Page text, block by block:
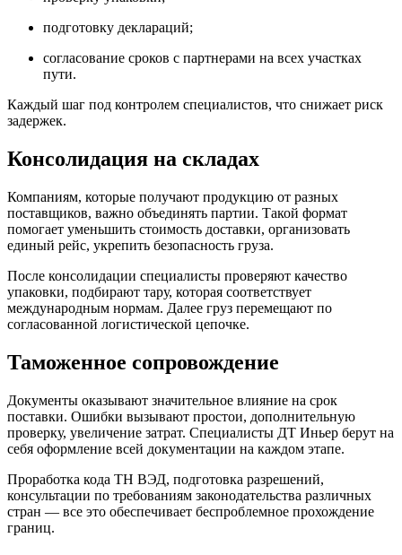
подготовку деклараций;
согласование сроков с партнерами на всех участках
пути.
Каждый шаг под контролем специалистов, что снижает риск
задержек.
Консолидация на складах
Компаниям, которые получают продукцию от разных
поставщиков, важно объединять партии. Такой формат
помогает уменьшить стоимость доставки, организовать
единый рейс, укрепить безопасность груза.
После консолидации специалисты проверяют качество
упаковки, подбирают тару, которая соответствует
международным нормам. Далее груз перемещают по
согласованной логистической цепочке.
Таможенное сопровождение
Документы оказывают значительное влияние на срок
поставки. Ошибки вызывают простои, дополнительную
проверку, увеличение затрат. Специалисты ДТ Иньер берут на
себя оформление всей документации на каждом этапе.
Проработка кода ТН ВЭД, подготовка разрешений,
консультации по требованиям законодательства различных
стран — все это обеспечивает беспроблемное прохождение
границ.